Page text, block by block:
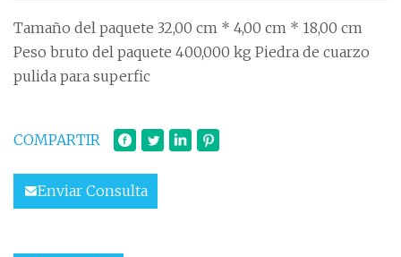
Tamaño del paquete 32,00 cm * 4,00 cm * 18,00 cm
Peso bruto del paquete 400,000 kg Piedra de cuarzo
pulida para superfic
COMPARTIR
Enviar Consulta